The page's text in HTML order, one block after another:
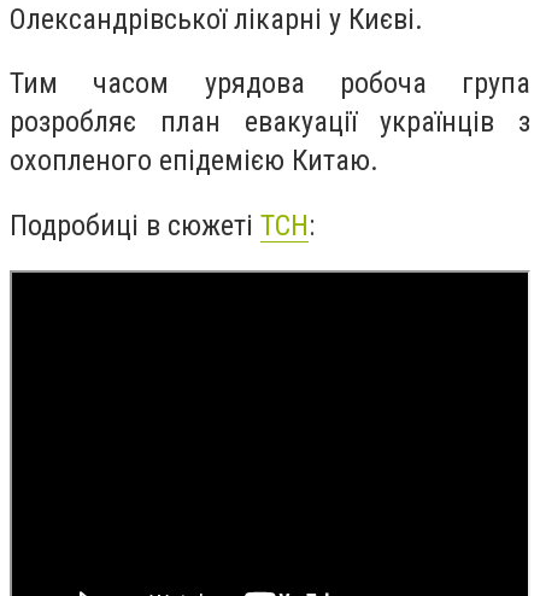
Олександрівської лікарні у Києві.
Тим часом урядова робоча група
розробляє план евакуації українців з
охопленого епідемією Китаю.
Подробиці в сюжеті ТСН: